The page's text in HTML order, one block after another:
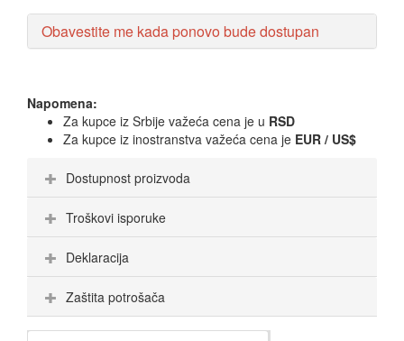
Obavestite me kada ponovo bude dostupan
Napomena:
Za kupce iz Srbije važeća cena je u RSD
Za kupce iz inostranstva važeća cena je EUR / US$
Dostupnost proizvoda
Troškovi isporuke
Deklaracija
Zaštita potrošača